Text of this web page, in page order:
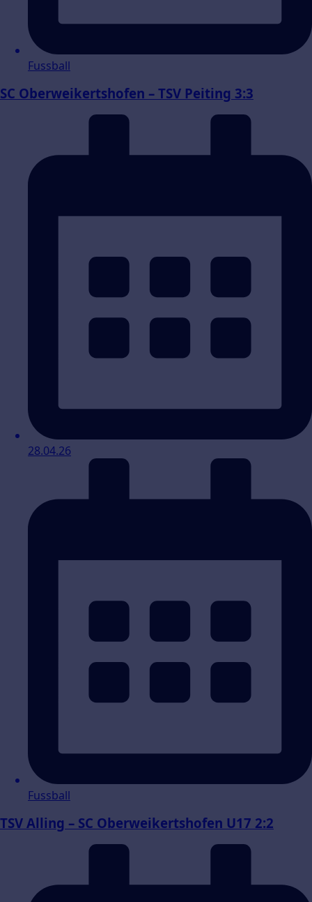
Fussball
SC Oberweikertshofen – TSV Peiting 3:3
28.04.26
Fussball
TSV Alling – SC Oberweikertshofen U17 2:2